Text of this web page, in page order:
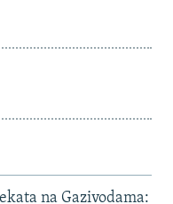
na Gazivodama: